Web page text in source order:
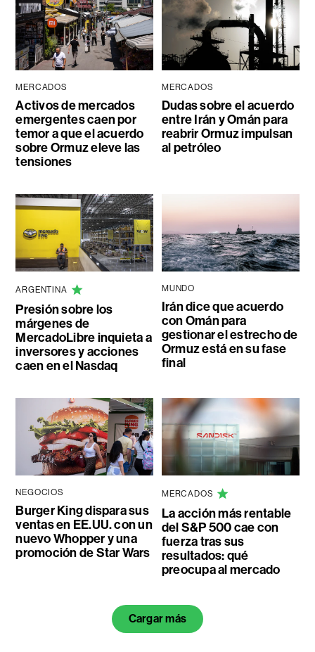
MERCADOS
Activos de mercados
emergentes caen por
temor a que el acuerdo
sobre Ormuz eleve las
tensiones
MERCADOS
Dudas sobre el acuerdo
entre Irán y Omán para
reabrir Ormuz impulsan
al petróleo
ARGENTINA
Presión sobre los
márgenes de
MercadoLibre inquieta a
inversores y acciones
caen en el Nasdaq
MUNDO
Irán dice que acuerdo
con Omán para
gestionar el estrecho de
Ormuz está en su fase
final
NEGOCIOS
Burger King dispara sus
ventas en EE.UU. con un
nuevo Whopper y una
promoción de Star Wars
MERCADOS
La acción más rentable
del S&P 500 cae con
fuerza tras sus
resultados: qué
preocupa al mercado
Cargar más